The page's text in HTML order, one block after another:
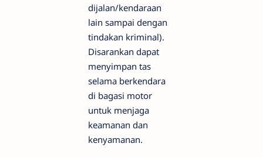
dijalan/kendaraan
lain sampai dengan
tindakan kriminal).
Disarankan dapat
menyimpan tas
selama berkendara
di bagasi motor
untuk menjaga
keamanan dan
kenyamanan.